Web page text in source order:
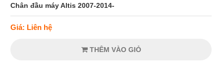
Chân đầu máy Altis 2007-2014-
Giá: Liên hệ
THÊM VÀO GIỎ